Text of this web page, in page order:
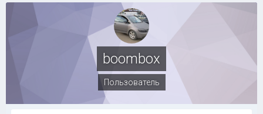
boombox
Пользователь